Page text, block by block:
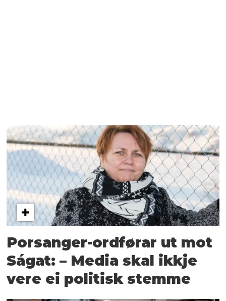
Porsanger-ordførar ut mot
Ságat: – Media skal ikkje
vere ei politisk stemme